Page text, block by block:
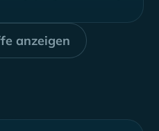
anzeigen